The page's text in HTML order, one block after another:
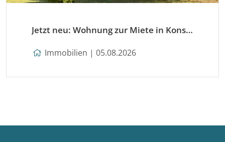
Jetzt neu: Wohnung zur Miete in Konstanz
Immobilien | 05.08.2026